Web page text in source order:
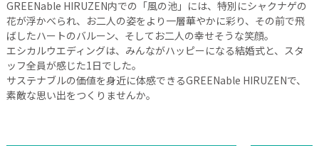
GREENable HIRUZEN内での「風の池」には、特別にシャクナゲの
花が浮かべられ、お二人の姿をより一層華やかに彩り、その前で飛
ばしたハートのバルーン、そしてお二人の幸せそうな笑顔。
エシカルウエディングは、みんながハッピーになる結婚式と、スタ
ッフ全員が感じた1日でした。
サステナブルの価値を身近に体感できるGREENable HIRUZENで、
素敵な思い出をつくりませんか。